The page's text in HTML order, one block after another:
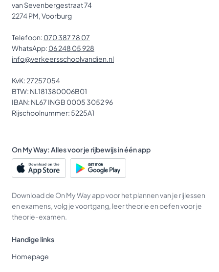
van Sevenbergestraat 74
2274 PM, Voorburg
Telefoon: 070 387 78 07
WhatsApp: 06 248 05 928
info@verkeersschoolvandien.nl
KvK: 27257054
BTW: NL181380006B01
IBAN: NL67 INGB 0005 3052 96
Rijschoolnummer: 5225A1
On My Way: Alles voor je rijbewijs in één app
Download de On My Way app voor het plannen van je rijlessen
en examens, volg je voortgang, leer theorie en oefen voor je
theorie-examen.
Handige links
Homepage